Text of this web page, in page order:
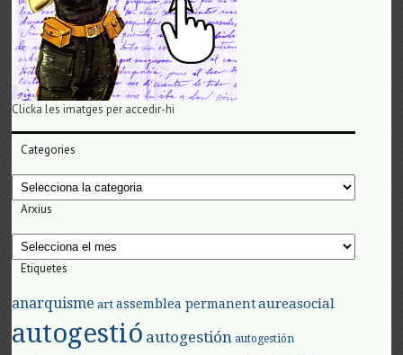
Clicka les imatges per accedir-hi
Categories
Categories
Arxius
Arxius
Etiquetes
anarquisme art assemblea permanent aureasocial
autogestió autogestión autogestión